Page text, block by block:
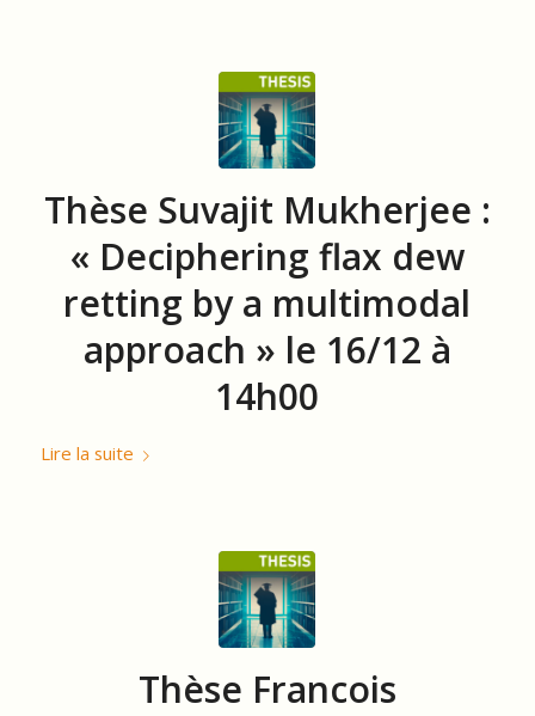
Thèse Suvajit Mukherjee :
« Deciphering flax dew
retting by a multimodal
approach » le 16/12 à
14h00
Lire la suite
Thèse Francois